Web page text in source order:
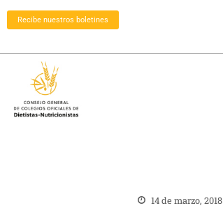
Recibe nuestros boletines
14 de marzo, 2018